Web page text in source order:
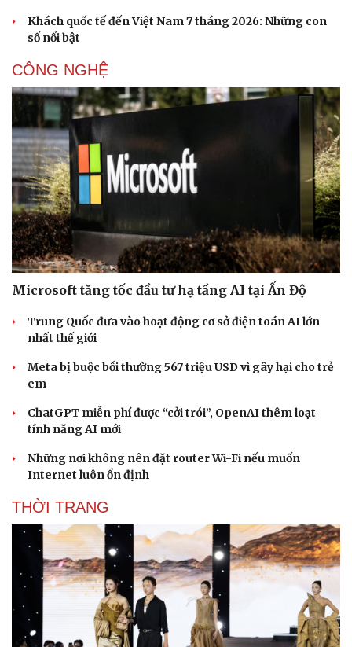
Văn hóa
Sân khấu - Điện ảnh
Âm nhạc
Di sản
Giải trí
Sao Việt
Khách quốc tế đến Việt Nam 7 tháng 2026: Những con
số nổi bật
CÔNG NGHỆ
Microsoft tăng tốc đầu tư hạ tầng AI tại Ấn Độ
Trung Quốc đưa vào hoạt động cơ sở điện toán AI lớn
nhất thế giới
Meta bị buộc bồi thường 567 triệu USD vì gây hại cho trẻ
em
ChatGPT miễn phí được “cởi trói”, OpenAI thêm loạt
tính năng AI mới
Những nơi không nên đặt router Wi-Fi nếu muốn
Internet luôn ổn định
THỜI TRANG